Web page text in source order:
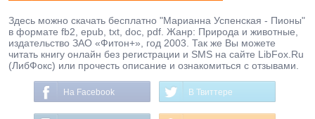
Здесь можно скачать бесплатно "Марианна Успенская - Пионы"
в формате fb2, epub, txt, doc, pdf. Жанр: Природа и животные,
издательство ЗАО «Фитон+», год 2003. Так же Вы можете
читать книгу онлайн без регистрации и SMS на сайте LibFox.Ru
(ЛибФокс) или прочесть описание и ознакомиться с отзывами.
На Facebook В Твиттере